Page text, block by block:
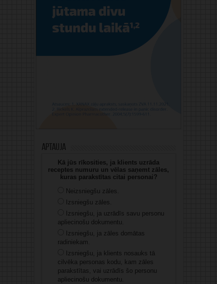
Aptauja
Kā jūs rīkosities, ja klients uzrāda
receptes numuru un vēlas saņemt zāles,
kuras parakstītas citai personai?
Neizsniegšu zāles.
Izsniegšu zāles.
Izsniegšu, ja uzrādīs savu personu
apliecinošu dokumentu.
Izsniegšu, ja zāles domātas
radiniekam.
Izsniegšu, ja klients nosauks tā
cilvēka personas kodu, kam zāles
parakstītas, vai uzrādīs šo personu
apliecinošu dokumentu.